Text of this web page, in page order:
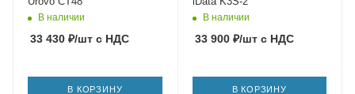
В наличии
33 430 ₽/шт с НДС
В КОРЗИНУ
В наличии
33 900₽/штс НДС
В КОРЗИНУ